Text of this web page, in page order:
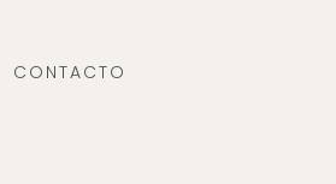
CONTACTO